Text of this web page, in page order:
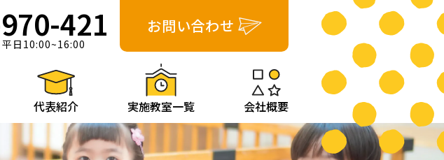
421
日10:00~16:00
お問い合わせ
代表紹介 実施教室一覧 会社概要